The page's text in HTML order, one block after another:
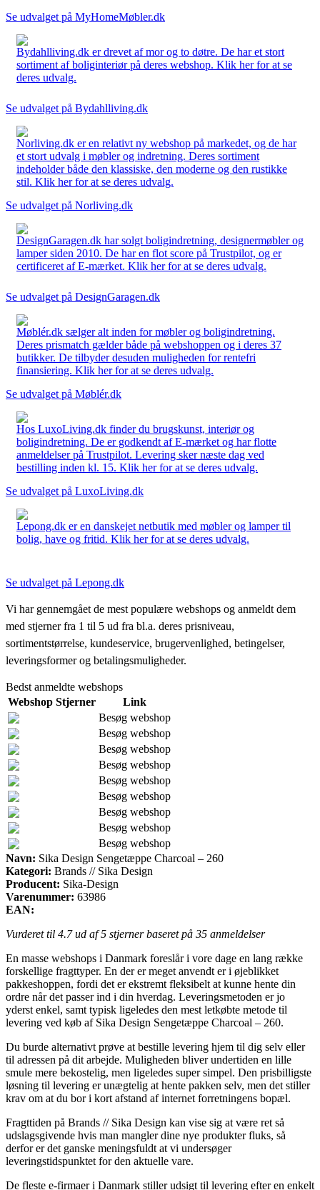
Se udvalget på MyHomeMøbler.dk
Bydahlliving.dk er drevet af mor og to døtre. De har et stort
sortiment af boliginteriør på deres webshop. Klik her for at se
deres udvalg.
Se udvalget på Bydahlliving.dk
Norliving.dk er en relativt ny webshop på markedet, og de har
et stort udvalg i møbler og indretning. Deres sortiment
indeholder både den klassiske, den moderne og den rustikke
stil. Klik her for at se deres udvalg.
Se udvalget på Norliving.dk
DesignGaragen.dk har solgt boligindretning, designermøbler og
lamper siden 2010. De har en flot score på Trustpilot, og er
certificeret af E-mærket. Klik her for at se deres udvalg.
Se udvalget på DesignGaragen.dk
Møblér.dk sælger alt inden for møbler og boligindretning.
Deres prismatch gælder både på webshoppen og i deres 37
butikker. De tilbyder desuden muligheden for rentefri
finansiering. Klik her for at se deres udvalg.
Se udvalget på Møblér.dk
Hos LuxoLiving.dk finder du brugskunst, interiør og
boligindretning. De er godkendt af E-mærket og har flotte
anmeldelser på Trustpilot. Levering sker næste dag ved
bestilling inden kl. 15. Klik her for at se deres udvalg.
Se udvalget på LuxoLiving.dk
Lepong.dk er en danskejet netbutik med møbler og lamper til
bolig, have og fritid. Klik her for at se deres udvalg.
Se udvalget på Lepong.dk
Vi har gennemgået de mest populære webshops og anmeldt dem
med stjerner fra 1 til 5 ud fra bl.a. deres prisniveau,
sortimentstørrelse, kundeservice, brugervenlighed, betingelser,
leveringsformer og betalingsmuligheder.
Bedst anmeldte webshops
Webshop Stjerner
Link
Besøg webshop
Besøg webshop
Besøg webshop
Besøg webshop
Besøg webshop
Besøg webshop
Besøg webshop
Besøg webshop
Besøg webshop
Navn: Sika Design Sengetæppe Charcoal – 260
Kategori: Brands // Sika Design
Producent: Sika-Design
Varenummer: 63986
EAN:
Vurderet til 4.7ud af 5 stjerner baseret på 35 anmeldelser
En masse webshops i Danmark foreslår i vore dage en lang række
forskellige fragttyper. En der er meget anvendt er i øjeblikket
pakkeshoppen, fordi det er ekstremt fleksibelt at kunne hente din
ordre når det passer ind i din hverdag. Leveringsmetoden er jo
yderst enkel, samt typisk ligeledes den mest letkøbte metode til
levering ved køb af Sika Design Sengetæppe Charcoal – 260.
Du burde alternativt prøve at bestille levering hjem til dig selv eller
til adressen på dit arbejde. Muligheden bliver undertiden en lille
smule mere bekostelig, men ligeledes super simpel. Den prisbilligste
løsning til levering er unægtelig at hente pakken selv, men det stiller
krav om at du bor i kort afstand af internet forretningens bopæl.
Fragttiden på Brands // Sika Design kan vise sig at være ret så
udslagsgivende hvis man mangler dine nye produkter fluks, så
derfor er det ganske meningsfuldt at vi undersøger
leveringstidspunktet for den aktuelle vare.
De fleste e-firmaer i Danmark stiller udsigt til levering efter en enkelt